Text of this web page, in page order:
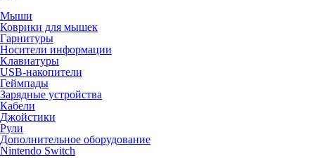
Мыши
Коврики для мышек
Гарнитуры
Носители информации
Клавиатуры
USB-накопители
Геймпады
Зарядные устройства
Кабели
Джойстики
Рули
Дополнительное оборудование
Nintendo Switch